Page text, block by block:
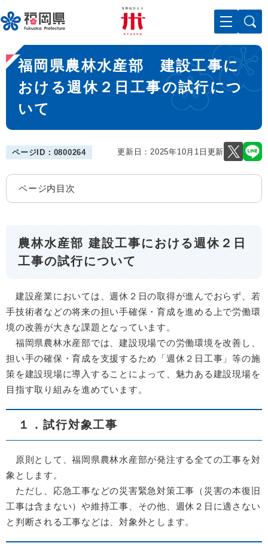
ー
ジ
先
頭
メニューを飛ばして本文へ
本
文
福岡県農林水産部 建設工事に
おける週休２日工事の試行につ
いて
ページID：0800264 更新日：2025年10月1日更新
ページ内目次
農林水産部 建設工事における週休２日
工事の試行について
建設産業においては、週休２日の取得が進んでおらず、若
手技術者などの将来の担い手確保・育成を進める上で労働環
境の改善が大きな課題となっています。
福岡県農林水産部では、建設現場での労働環境を改善し、
担い手の確保・育成を支援するため「週休２日工事」等の施
策を建設現場に導入することによって、魅力ある建設現場を
目指す取り組みを進めています。
１．試行対象工事
原則として、福岡県農林水産部が発注する全ての工事を対
象とします。
ただし、応急工事などの災害緊急対策工事（災害の本復旧
工事は含まない）や維持工事、その他、週休２日に適さない
と判断される工事などは、対象外とします。